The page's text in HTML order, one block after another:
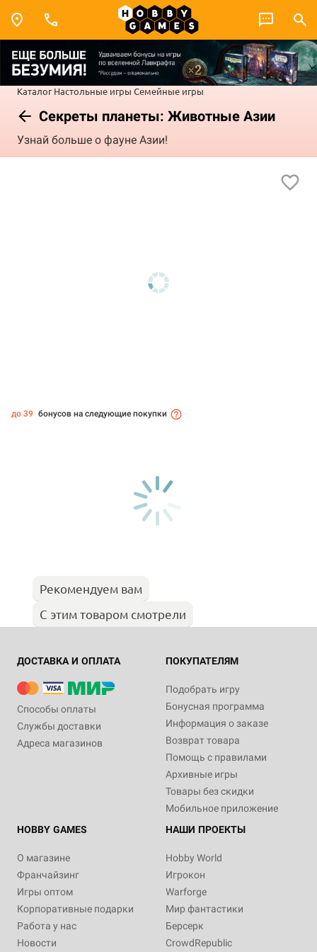
Каталог Настольные игры Семейные игры
Секреты планеты: Животные Азии
Узнай больше о фауне Азии!
до 39 бонусов на следующие покупки
Рекомендуем вам
С этим товаром смотрели
ДОСТАВКА И ОПЛАТА
Способы оплаты
Службы доставки
Адреса магазинов
ПОКУПАТЕЛЯМ
Подобрать игру
Бонусная программа
Информация о заказе
Возврат товара
Помощь с правилами
Архивные игры
Товары без скидки
Мобильное приложение
HOBBY GAMES
О магазине
Франчайзинг
Игры оптом
Корпоративные подарки
Работа у нас
Новости
НАШИ ПРОЕКТЫ
Hobby World
Игрокон
Warforge
Мир фантастики
Берсерк
CrowdRepublic